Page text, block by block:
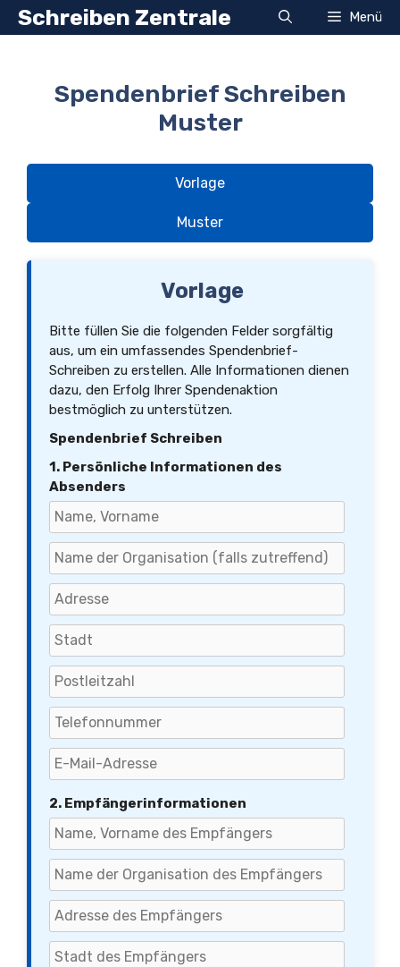
Zum
InhaltSchreiben Zentrale Menü
Spendenbrief Schreiben
Muster
Vorlage
Muster
Vorlage
Bitte füllen Sie die folgenden Felder sorgfältig
aus, um ein umfassendes Spendenbrief-
Schreiben zu erstellen. Alle Informationen dienen
dazu, den Erfolg Ihrer Spendenaktion
bestmöglich zu unterstützen.
Spendenbrief Schreiben
1. Persönliche Informationen des
Absenders
2. Empfängerinformationen